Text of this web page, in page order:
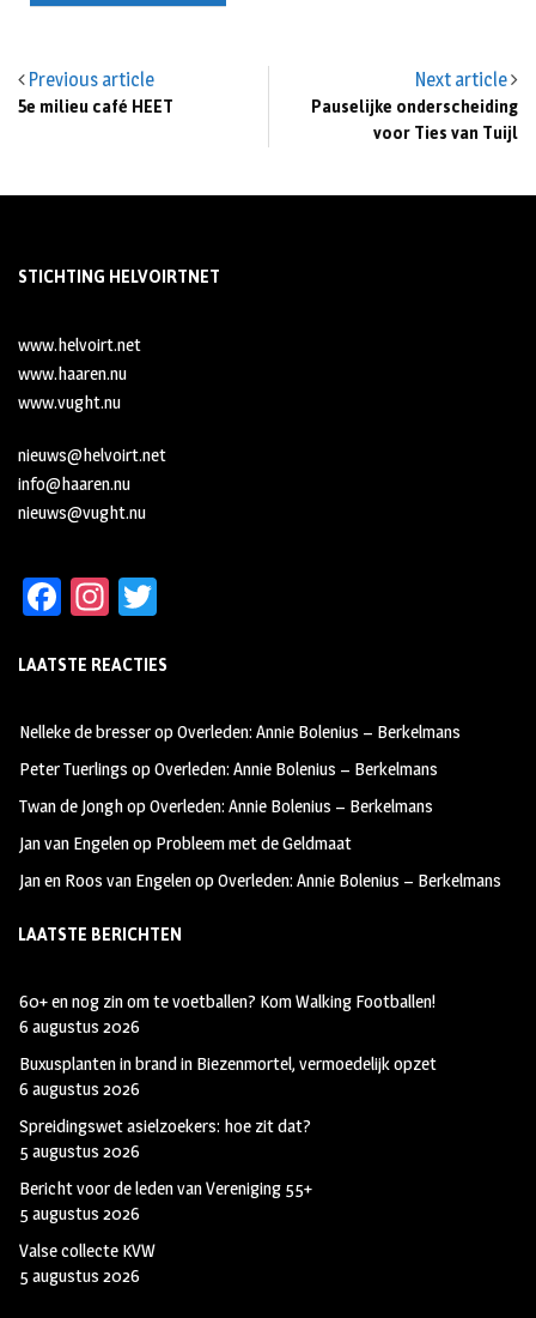
Previous article
5e milieu café HEET
Next article
Pauselijke onderscheiding
voor Ties van Tuijl
STICHTING HELVOIRTNET
www.helvoirt.net
www.haaren.nu
www.vught.nu
nieuws@helvoirt.net
info@haaren.nu
nieuws@vught.nu
Fa
b
oo
k
In
ag
m
tt
LAATSTE REACTIES
Nelleke de bresseropOverleden: Annie Bolenius – Berkelmans
Peter Tuerlings opOverleden: Annie Bolenius – Berkelmans
Twan de JonghopOverleden: Annie Bolenius – Berkelmans
Jan van Engelenop Probleem met de Geldmaat
Jan en Roos van EngelenopOverleden: Annie Bolenius – Berkelmans
LAATSTE BERICHTEN
60+ en nog zin om te voetballen? Kom Walking Footballen!
6 augustus 2026
Buxusplanten in brand in Biezenmortel, vermoedelijk opzet
6 augustus 2026
Spreidingswet asielzoekers: hoe zit dat?
5 augustus 2026
Bericht voor de leden van Vereniging 55+
5 augustus 2026
Valse collecte KVW
5 augustus 2026